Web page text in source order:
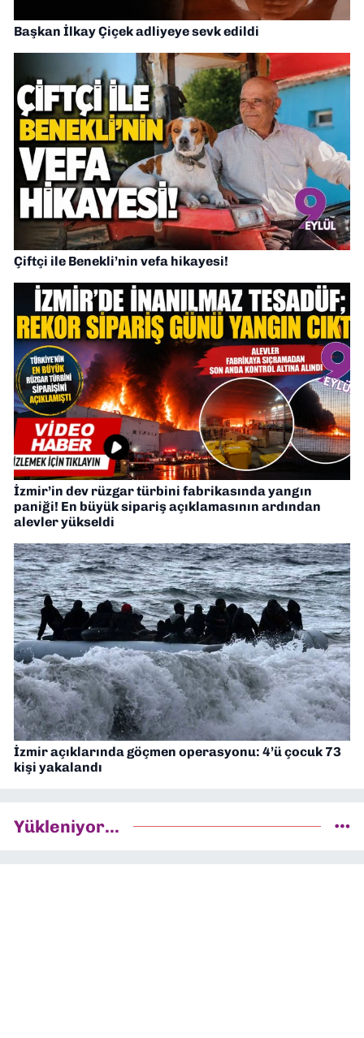
Başkan İlkay Çiçek adliyeye sevk edildi
Çiftçi ile Benekli’nin vefa hikayesi!
İzmir’in dev rüzgar türbini fabrikasında yangın
paniği! En büyük sipariş açıklamasının ardından
alevler yükseldi
İzmir açıklarında göçmen operasyonu: 4’ü çocuk 73
kişi yakalandı
Yükleniyor...